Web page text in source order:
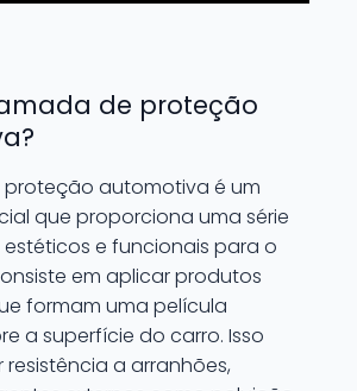
de proteção
automotiva é um
que proporciona uma série
e funcionais para o
em aplicar produtos
formam uma película
a superfície do carro. Isso
a arranhões,